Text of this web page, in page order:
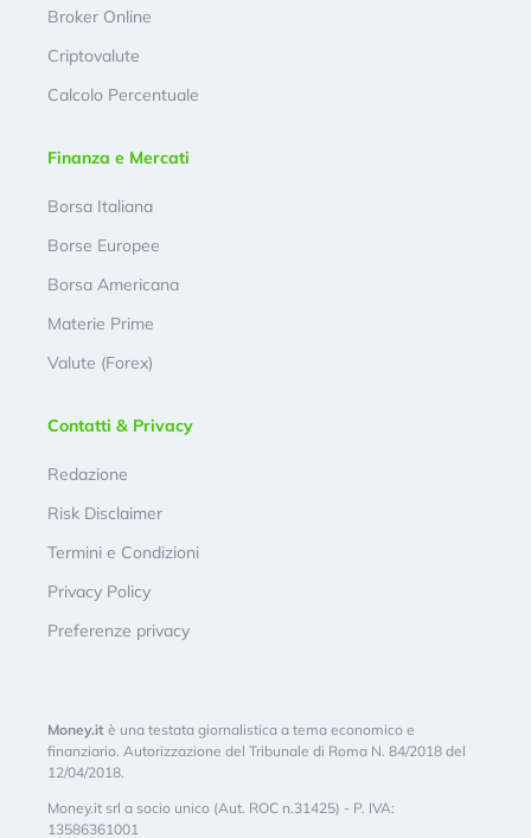
Broker Online
Criptovalute
Calcolo Percentuale
Finanza e Mercati
Borsa Italiana
Borse Europee
Borsa Americana
Materie Prime
Valute (Forex)
Contatti & Privacy
Redazione
Risk Disclaimer
Termini e Condizioni
Privacy Policy
Preferenze privacy
Money.it è una testata giornalistica a tema economico e
finanziario. Autorizzazione del Tribunale di Roma N. 84/2018 del
12/04/2018.
Money.it srl a socio unico (Aut. ROC n.31425) - P. IVA:
13586361001